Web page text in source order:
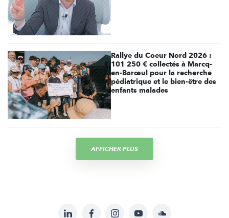
Rallye du Coeur Nord 2026 :
101 250 € collectés à Marcq-
en-Barœul pour la recherche
pédiatrique et le bien-être des
enfants malades
AFFICHER PLUS
LinkedInFacebookInstagramYouTubeSoundcloud